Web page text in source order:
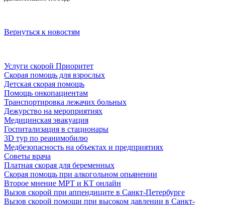
Вернуться к новостям
Услуги скорой Приоритет
Скорая помощь для взрослых
Детская скорая помощь
Помощь онкопациентам
Транспортировка лежачих больных
Дежурство на мероприятиях
Медицинская эвакуация
Госпитализация в стационары
3D тур по реанимобилю
Медбезопасность на объектах и предприятиях
Советы врача
Платная скорая для беременных
Скорая помощь при алкогольном опьянении
Второе мнение МРТ и КТ онлайн
Вызов скорой при аппендиците в Санкт-Петербурге
Вызов скорой помощи при высоком давлении в Санкт-